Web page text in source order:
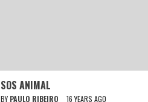
SOS ANIMAL
BY PAULO RIBEIRO 16 YEARS AGO